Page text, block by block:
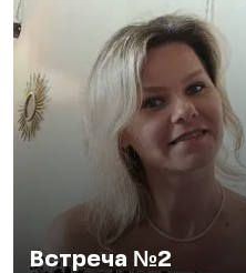
Встреча №2